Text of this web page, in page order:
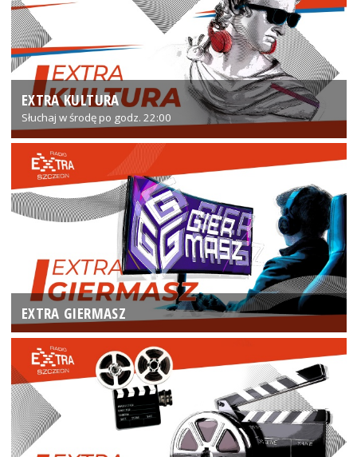
EXTRA KULTURA
Słuchaj w środę po godz. 22:00
EXTRA GIERMASZ